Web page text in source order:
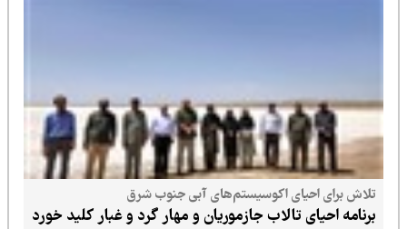
تلاش برای احیای اکوسیستم‌های آبی جنوب شرق
برنامه احیای تالاب جازموریان و مهار گرد و غبار کلید خورد